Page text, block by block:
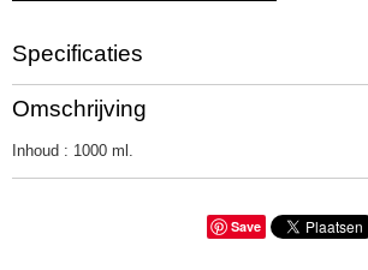
Specificaties
Bruto gewicht
1,00 Kg
Omschrijving
Inhoud : 1000 ml.
Save